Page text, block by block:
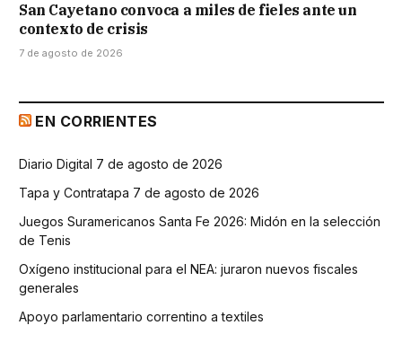
San Cayetano convoca a miles de fieles ante un
contexto de crisis
7 de agosto de 2026
EN CORRIENTES
Diario Digital 7 de agosto de 2026
Tapa y Contratapa 7 de agosto de 2026
Juegos Suramericanos Santa Fe 2026: Midón en la selección
de Tenis
Oxígeno institucional para el NEA: juraron nuevos fiscales
generales
Apoyo parlamentario correntino a textiles